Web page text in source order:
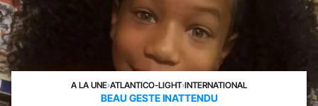
A LA UNE›ATLANTICO-LIGHT›INTERNATIONAL
BEAU GESTE INATTENDU